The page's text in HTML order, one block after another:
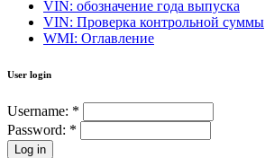
VIN: обозначение года выпуска
VIN: Проверка контрольной суммы
WMI: Оглавление
User login
Username: *
Password: *